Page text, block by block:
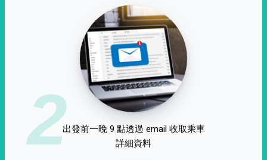
2出發前一晚 9 點透過 email 收取乘車
詳細資料